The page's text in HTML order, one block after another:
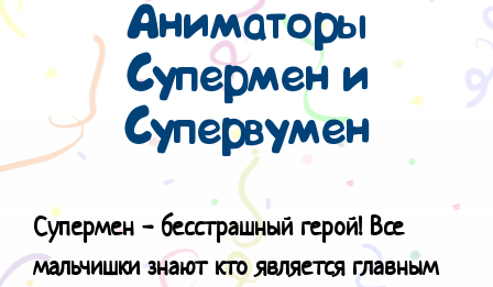
Аниматоры
Супермен и
Супервумен
Супермен - бесстрашный герой! Все
мальчишки знают кто является главным